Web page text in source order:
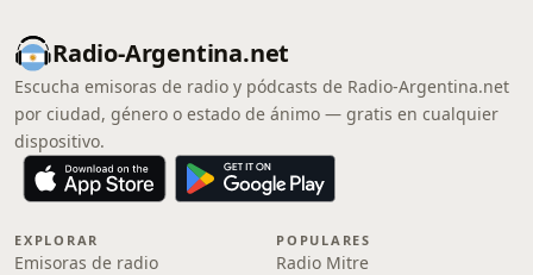
Radio-Argentina.net
Escucha emisoras de radio y pódcasts de Radio-Argentina.net
por ciudad, género o estado de ánimo — gratis en cualquier
dispositivo.
EXPLORAR
Emisoras de radio
POPULARES
Radio Mitre